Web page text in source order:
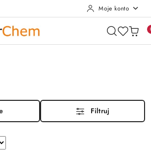
Moje konto
Filtruj